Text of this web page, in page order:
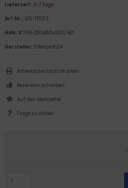
Lieferzeit: 3-7 Tage
Art.Nr.: EFS-TF1133
HAN: #TFF9-287x892x500/4ET
Hersteller: Filterprofi24
Artikeldatenblatt drucken
Rezension schreiben
Frage zu Artikel